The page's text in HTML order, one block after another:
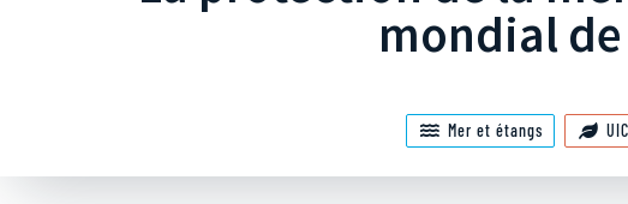
mondial
Mer et étangs